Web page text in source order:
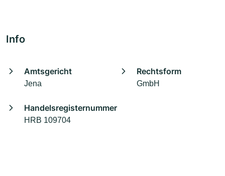
Info
Amtsgericht
Jena
Rechtsform
GmbH
Handelsregisternummer
HRB 109704